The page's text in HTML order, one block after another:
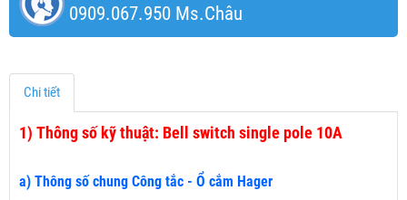
0909.067.950 Ms.Châu
Chi tiết
1) Thông số kỹ thuật: Bell switch single pole 10A
a) Thông số chung Công tắc - Ổ cắm Hager